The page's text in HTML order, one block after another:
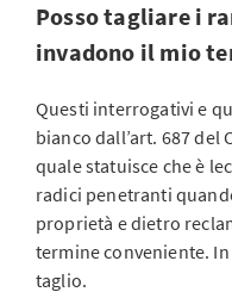
Posso tagliare i
invadono il mio
Questi interrogativi e
bianco dall’art. 687 del
quale statuisce che è
radici penetranti
proprietà e dietro
termine conveniente.
taglio.